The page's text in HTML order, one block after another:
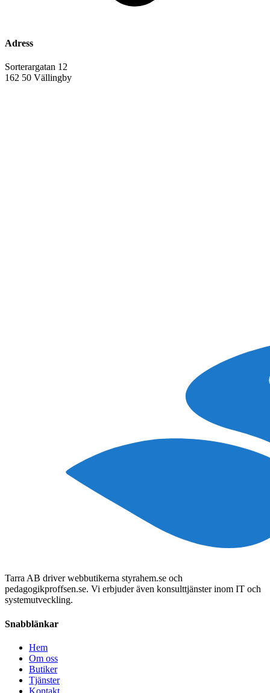
Adress
Sorterargatan 12
162 50 Vällingby
Tarra AB driver webbutikerna styrahem.se och
pedagogikproffsen.se. Vi erbjuder även konsulttjänster inom IT och
systemutveckling.
Snabblänkar
Hem
Om oss
Butiker
Tjänster
Kontakt